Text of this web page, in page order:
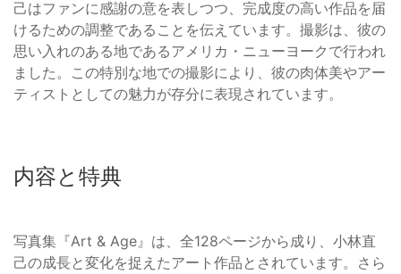
己はファンに感謝の意を表しつつ、完成度の高い作品を届
けるための調整であることを伝えています。撮影は、彼の
思い入れのある地であるアメリカ・ニューヨークで行われ
ました。この特別な地での撮影により、彼の肉体美やアー
ティストとしての魅力が存分に表現されています。
内容と特典
写真集『Art & Age』は、全128ページから成り、小林直
己の成長と変化を捉えたアート作品とされています。さら